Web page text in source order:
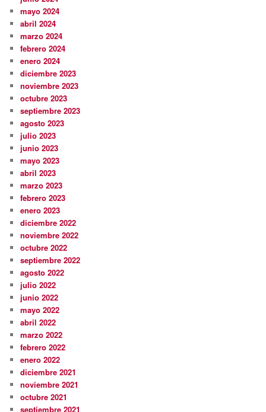
mayo 2024
abril 2024
marzo 2024
febrero 2024
enero 2024
diciembre 2023
noviembre 2023
octubre 2023
septiembre 2023
agosto 2023
julio 2023
junio 2023
mayo 2023
abril 2023
marzo 2023
febrero 2023
enero 2023
diciembre 2022
noviembre 2022
octubre 2022
septiembre 2022
agosto 2022
julio 2022
junio 2022
mayo 2022
abril 2022
marzo 2022
febrero 2022
enero 2022
diciembre 2021
noviembre 2021
octubre 2021
septiembre 2021